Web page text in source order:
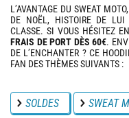
L’AVANTAGE DU SWEAT
DE NOËL, HISTOIRE DE LUI
CLASSE. SI VOUS HÉSITEZ
FRAIS DE PORT DÈS 60€.
DE L’ENCHANTER ? CE
FAN DES THÈMES SUIVANTS :
SOLDES SWEAT